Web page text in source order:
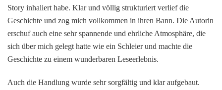
Story inhaliert habe. Klar und völlig strukturiert verlief die
Geschichte und zog mich vollkommen in ihren Bann. Die Autorin
erschuf auch eine sehr spannende und ehrliche Atmosphäre, die
sich über mich gelegt hatte wie ein Schleier und machte die
Geschichte zu einem wunderbaren Leseerlebnis.
Auch die Handlung wurde sehr sorgfältig und klar aufgebaut.